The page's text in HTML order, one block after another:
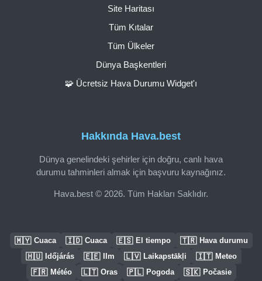
Hakkında Hava.best
Dünya genelindeki şehirler için doğru, canlı hava
durumu tahminleri almak için başvuru kaynağınız.
Hava.best © 2026. Tüm Hakları Saklıdır.
Site Haritası
Tüm Kıtalar
Tüm Ülkeler
Dünya Başkentleri
🧩 Ücretsiz Hava Durumu Widget'ı
🇲🇾 Cuaca 🇮🇩 Cuaca 🇪🇸 El tiempo 🇹🇷 Hava durumu
🇭🇺 Időjárás 🇪🇪 Ilm 🇱🇻 Laikapstākļi 🇮🇹 Meteo
🇫🇷 Météo 🇱🇹 Oras 🇵🇱 Pogoda 🇸🇰 Počasie